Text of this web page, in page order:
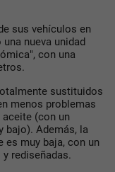
sus vehículos en
nueva unidad
con una
sustituidos
menos problemas
(con un
bajo). Además, la
es muy baja, con un
rediseñadas.